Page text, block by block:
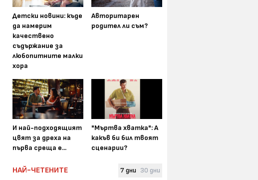
Детски новини: къде
да намерим
качествено
съдържание за
любопитните малки
хора
Авторитарен
родител ли съм?
И най-подходящият
цвят за дреха на
първа среща е...
"Мъртва хватка": А
какъв би бил твоят
сценарии?
НАЙ-ЧЕТЕНИТЕ 7 дни 30 дни